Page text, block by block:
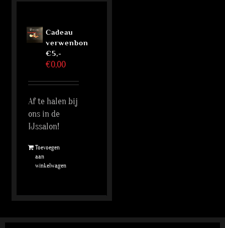
Cadeau
verwenbon
€5,-
€0,00
Af te halen bij
ons in de
IJssalon!
Toevoegen
aan
winkelwagen